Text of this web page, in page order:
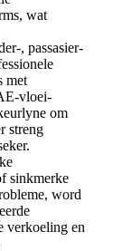
wat
, passasier-
met
vloei-
om
streng
sinkmerke
word
verkoeling en